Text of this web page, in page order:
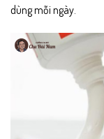
dùng mỗi ngày.